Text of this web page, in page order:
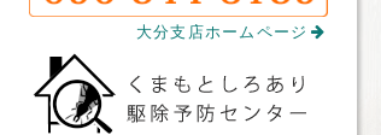
大分支店ホームページ